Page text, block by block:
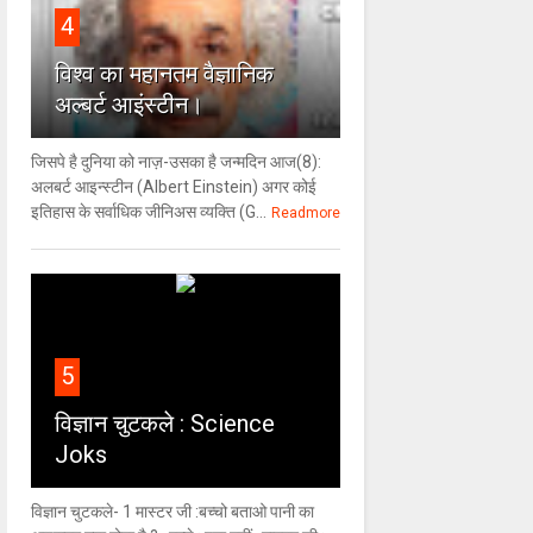
4
विश्‍व का महानतम वैज्ञानिक
अल्बर्ट आइंस्टीन।
जिसपे है दुनिया को नाज़-उसका है जन्मदिन आज(8):
अलबर्ट आइन्स्टीन (Albert Einstein) अगर कोई
इतिहास के सर्वाधिक जीनिअस व्यक्ति (G...
Readmore
5
विज्ञान चुटकले : Science
Joks
विज्ञान चुटकले- 1 मास्टर जी :बच्चो बताओ पानी का